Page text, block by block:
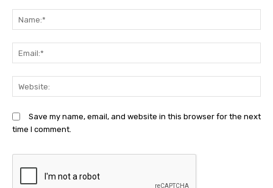
Save my name, email, and website in this browser for the next
time I comment.